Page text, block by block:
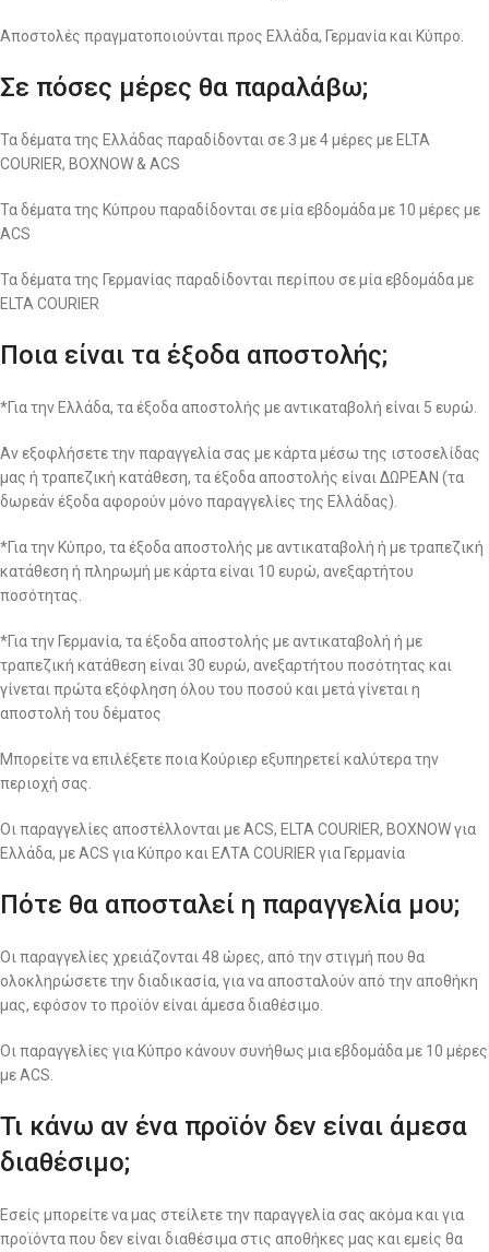
Αποστολές πραγματοποιούνται προς Ελλάδα, Γερμανία και Κύπρο.
Σε πόσες μέρες θα παραλάβω;
Τα δέματα της Ελλάδας παραδίδονται σε 3 με 4 μέρες με ELTA
COURIER, BOXNOW & ACS
Τα δέματα της Κύπρου παραδίδονται σε μία εβδομάδα με 10 μέρες με
ACS
Τα δέματα της Γερμανίας παραδίδονται περίπου σε μία εβδομάδα με
ELTA COURIER
Ποια είναι τα έξοδα αποστολής;
*Για την Ελλάδα, τα έξοδα αποστολής με αντικαταβολή είναι 5 ευρώ.
Αν εξοφλήσετε την παραγγελία σας με κάρτα μέσω της ιστοσελίδας
μας ή τραπεζική κατάθεση, τα έξοδα αποστολής είναι ΔΩΡΕΑΝ (τα
δωρεάν έξοδα αφορούν μόνο παραγγελίες της Ελλάδας).
*Για την Κύπρο, τα έξοδα αποστολής με αντικαταβολή ή με τραπεζική
κατάθεση ή πληρωμή με κάρτα είναι 10 ευρώ, ανεξαρτήτου
ποσότητας.
*Για την Γερμανία, τα έξοδα αποστολής με αντικαταβολή ή με
τραπεζική κατάθεση είναι 30 ευρώ, ανεξαρτήτου ποσότητας και
γίνεται πρώτα εξόφληση όλου του ποσού και μετά γίνεται η
αποστολή του δέματος
Μπορείτε να επιλέξετε ποια Κούριερ εξυπηρετεί καλύτερα την
περιοχή σας.
Οι παραγγελίες αποστέλλονται με ACS, ELTA COURIER, BOXNOW για
Ελλάδα, με ACS για Κύπρο και ΕΛΤΑ COURIER για Γερμανία
Πότε θα αποσταλεί η παραγγελία μου;
Οι παραγγελίες χρειάζονται 48 ώρες, από την στιγμή που θα
ολοκληρώσετε την διαδικασία, για να αποσταλούν από την αποθήκη
μας, εφόσον το προϊόν είναι άμεσα διαθέσιμο.
Οι παραγγελίες για Κύπρο κάνουν συνήθως μια εβδομάδα με 10 μέρες
με ACS.
Τι κάνω αν ένα προϊόν δεν είναι άμεσα
διαθέσιμο;
Εσείς μπορείτε να μας στείλετε την παραγγελία σας ακόμα και για
προϊόντα που δεν είναι διαθέσιμα στις αποθήκες μας και εμείς θα